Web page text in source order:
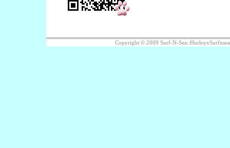
Copyright © 2009 Surf-N-